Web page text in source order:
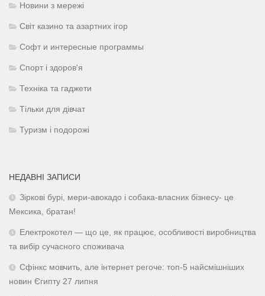
Новини з мережі
Світ казино та азартних ігор
Софт и интересные программы
Спорт і здоров'я
Техніка та гаджети
Тільки для дівчат
Туризм і подорожі
НЕДАВНІ ЗАПИСИ
Зіркові бурі, мери-авокадо і собака-власник бізнесу- це
Мексика, братан!
Електрокотел — що це, як працює, особливості виробництва
та вибір сучасного споживача
Сфінкс мовчить, але інтернет регоче: топ-5 найсмішніших
новин Єгипту 27 липня